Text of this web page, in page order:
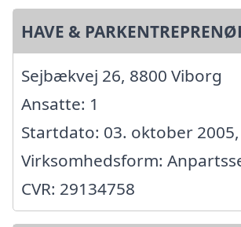
HAVE &
Sejbækvej 26, 8800 Viborg
Ansatte: 1
Startdato: 03. oktober 2005,
Virksomhedsform:
CVR: 29134758